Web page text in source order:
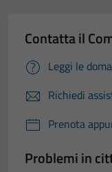
Contatta il
Leggi le
Richiedi
Prenota
Problemi in